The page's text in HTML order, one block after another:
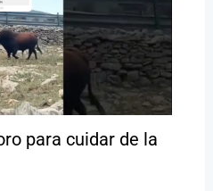
para cuidar de la